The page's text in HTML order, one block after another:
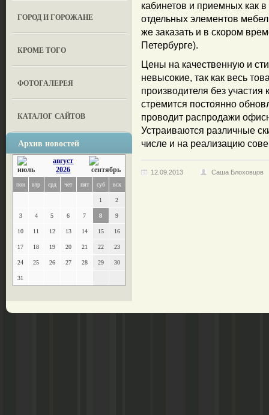
ГОРОД И ГОРОЖАНЕ
КРОМЕ ТОГО
ФОТОГАЛЕРЕЯ
КАТАЛОГ САЙТОВ
Архив новостей
август
2026
пон втр срд чет пят суб вск
1 2
3 4 5 6 7 8 9
10 11 12 13 14 15 16
17 18 19 20 21 22 23
24 25 26 27 28 29 30
31
кабинетов и приемных как
отдельных элементов
же заказать и в скором
Петербурге).
Цены на качественную и
невысокие, так как весь
производителя без участия
стремится постоянно
проводит распродажи
Устраиваются различные
числе и на реализацию
12.09.2013 Саша Блоховцов